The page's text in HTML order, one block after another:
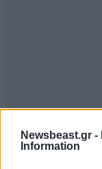
Newsbeast.gr -
Information